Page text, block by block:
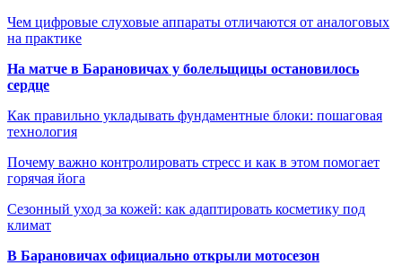
Чем цифровые слуховые аппараты отличаются от аналоговых
на практике
На матче в Барановичах у болельщицы остановилось
сердце
Как правильно укладывать фундаментные блоки: пошаговая
технология
Почему важно контролировать стресс и как в этом помогает
горячая йога
Сезонный уход за кожей: как адаптировать косметику под
климат
В Барановичах официально открыли мотосезон